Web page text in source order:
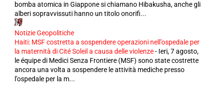
bomba atomica in Giappone si chiamano Hibakusha, anche gli
alberi sopravvissuti hanno un titolo onorifi...
Notizie Geopolitiche
Haiti: MSF costretta a sospendere operazioni nell’ospedale per
la maternità di Cité Soleil a causa delle violenze- Ieri, 7 agosto,
le équipe di Medici Senza Frontiere (MSF) sono state costrette
ancora una volta a sospendere le attività mediche presso
l’ospedale per la m...